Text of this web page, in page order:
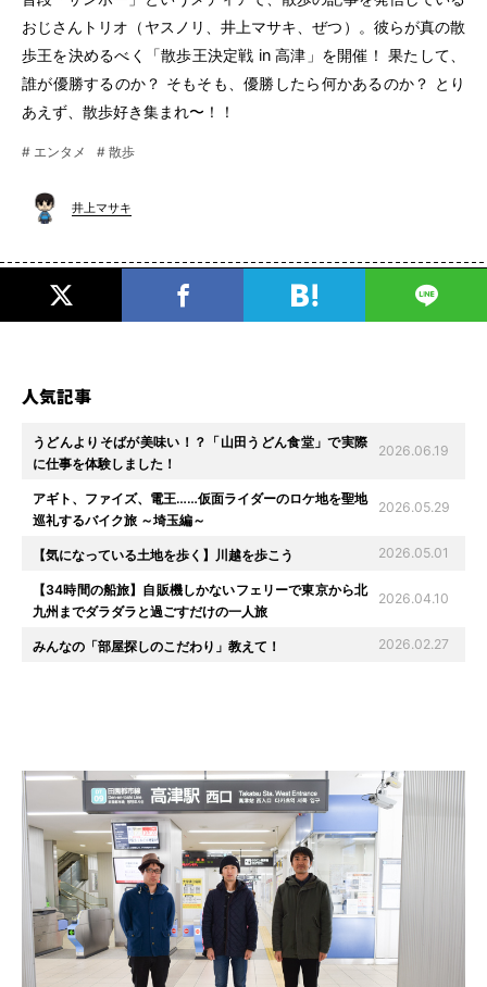
おじさんトリオ（ヤスノリ、井上マサキ、ぜつ）。彼らが真の散
歩王を決めるべく「散歩王決定戦 in 高津」を開催！ 果たして、
誰が優勝するのか？ そもそも、優勝したら何かあるのか？ とり
あえず、散歩好き集まれ〜！！
# エンタメ # 散歩
井上マサキ
人気記事
うどんよりそばが美味い！？「山田うどん食堂」で実際
に仕事を体験しました！
2026.06.19
アギト、ファイズ、電王……仮面ライダーのロケ地を聖地
巡礼するバイク旅 ～埼玉編～
2026.05.29
【気になっている土地を歩く】川越を歩こう 2026.05.01
【34時間の船旅】自販機しかないフェリーで東京から北
九州までダラダラと過ごすだけの一人旅
2026.04.10
みんなの「部屋探しのこだわり」教えて！ 2026.02.27